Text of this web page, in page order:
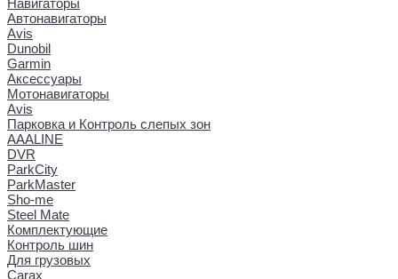
Автонавигаторы
Avis
Dunobil
Garmin
Аксессуары
Мотонавигаторы
Avis
Парковка и Контроль слепых зон
AAALINE
DVR
ParkCity
ParkMaster
Sho-me
Steel Mate
Комплектующие
Контроль шин
Для грузовых
Carax